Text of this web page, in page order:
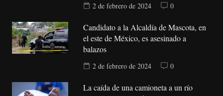
2 de febrero de 2024 0
Candidato a la Alcaldía de Mascota, en
el este de México, es asesinado a
balazos
2 de febrero de 2024 0
La caída de una camioneta a un río